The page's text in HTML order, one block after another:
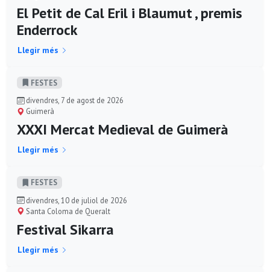
El Petit de Cal Eril i Blaumut , premis
Enderrock
Llegir més
FESTES
divendres, 7 de agost de 2026
Guimerà
XXXI Mercat Medieval de Guimerà
Llegir més
FESTES
divendres, 10 de juliol de 2026
Santa Coloma de Queralt
Festival Sikarra
Llegir més